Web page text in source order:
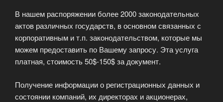
В нашем распоряжении более 2000 законодательных
актов различных государств, в основном связанных с
корпоративным и т.п. законодательством, которые мы
можем предоставить по Вашему запросу. Эта услуга
платная, стоимость 50$-150$ за документ.
Получение информации о регистрационных данных и
состоянии компаний, их директорах и акционерах,